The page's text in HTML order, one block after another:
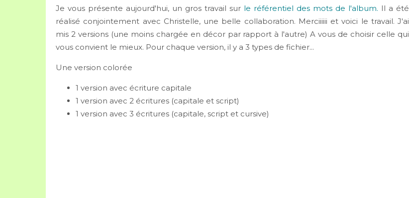
Je vous présente aujourd'hui, un gros travail sur le référentiel des mots de l'album. Il a été
réalisé conjointement avec Christelle, une belle collaboration. Merciiiiii et voici le travail. J'ai
mis 2 versions (une moins chargée en décor par rapport à l'autre) A vous de choisir celle qui
vous convient le mieux. Pour chaque version, il y a 3 types de fichier...
Une version colorée
1 version avec écriture capitale
1 version avec 2 écritures (capitale et script)
1 version avec 3 écritures (capitale, script et cursive)